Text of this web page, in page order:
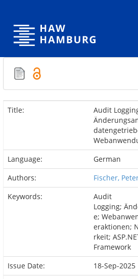
Title:
Audit
Language:
German
Authors:
Fischer,
Keywords:
Audit
Logging;
e;
eraktionen;
rkeit;
Framework
Issue Date:
18-Sep-2025